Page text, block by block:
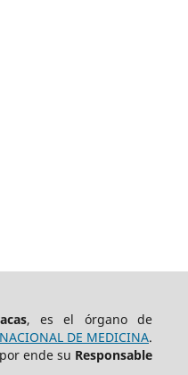
, es el órgano de
DE MEDICINA.
ende su Responsable